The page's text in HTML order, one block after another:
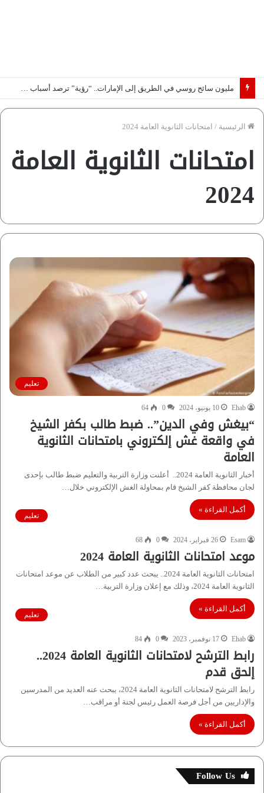
مليون سائح روسي في الطريق إلى الإمارات.. “رؤية” ترصد أسباب الطفرة السياحية
الرئيسية / امتحانات الثانوية العامة 2024
امتحانات الثانوية العامة
2024
تعليم
Ehab 10 يونيو، 2024 0
64
“بيغش وفي الدين”.. ضبط طالب بكفر الشيخ
في واقعة غش إلكتروني بامتحانات الثانوية
العامة
أخبار الثانوية العامة 2024.. أعلنت وزارة التربية والتعليم ضبط طالب بإحدى
لجان محافظة كفر الشيخ قام بمحاولة الغش الإلكتروني خلال…
أكمل القراءة »
تعليم
Esam 26 فبراير، 2024 0
68
موعد امتحانات الثانوية العامة 2024
امتحانات الثانوية العامة 2024.. يبحث عدد كبير من الطلاب عن موعد امتحانات
الثانوية العامة 2024، وذلك مع إعلان وزارة التربية…
أكمل القراءة »
تعليم
Ehab 17 نوفمبر، 2023 0
84
رابط الترشح لامتحانات الثانوية العامة 2024..
إلحق قدم
رابط الترشح لامتحانات الثانوية العامة 2024، يبحث عنه العديد من المدرسين
والإداريين من أجل فرصة العمل رئيس لجنة أو مراقب…
أكمل القراءة »
Follow Us